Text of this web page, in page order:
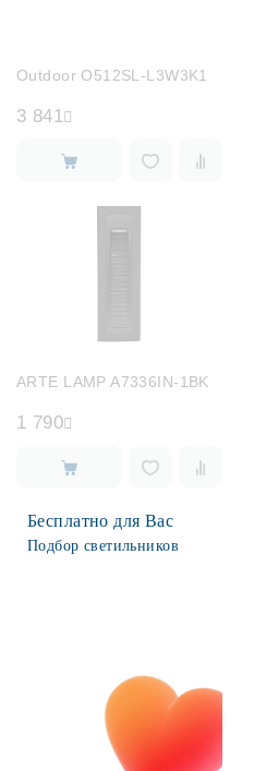
Outdoor O512SL-L3W3K1
3 841
ARTE LAMP A7336IN-1BK
1 790
Бесплатно для Вас
Подбор светильников